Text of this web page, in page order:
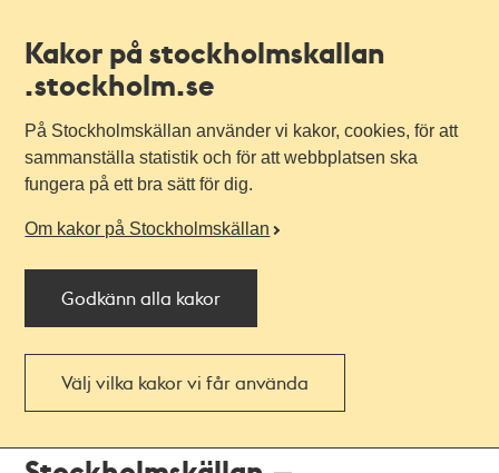
Kakor på stockholmskallan
.stockholm.se
På Stockholmskällan använder vi kakor, cookies, för att
sammanställa statistik och för att webbplatsen ska
fungera på ett bra sätt för dig.
Om kakor på Stockholmskällan
Godkänn alla kakor
Välj vilka kakor vi får använda